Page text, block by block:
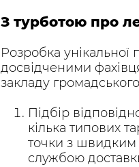
З турботою про
Розробка
досвідченими
закладу
Підбір
кілька типових
точки з швидким
службою